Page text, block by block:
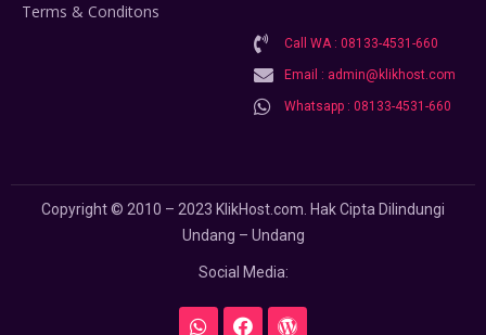
Terms & Conditons
Call WA : 08133-4531-660
Email : admin@klikhost.com
Whatsapp : 08133-4531-660
Copyright © 2010 – 2023 KlikHost.com. Hak Cipta Dilindungi
Undang – Undang
Social Media: